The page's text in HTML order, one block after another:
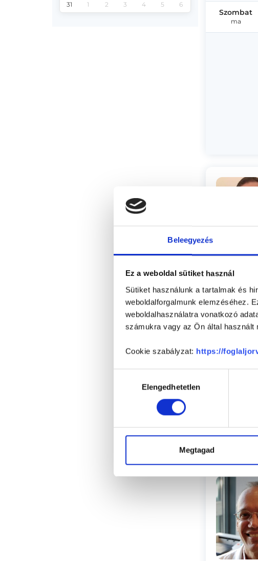
Beleegyezés
Ez a weboldal sütiket használ
Sütiket használunk a tartalmak és
weboldalforgalmunk elemzéséhez.
weboldalhasználatra vonatkozó
számukra vagy az Ön által használt
Cookie szabályzat: https://
kiválasztásaElengedhetetlen
Megtagad
31 1 2 3 4 5 6
Szombat
ma
Szombat
ma